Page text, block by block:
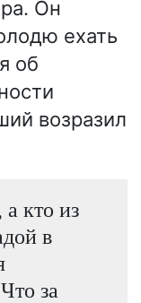
Он
ехать
об
возразил
кто из
в
за